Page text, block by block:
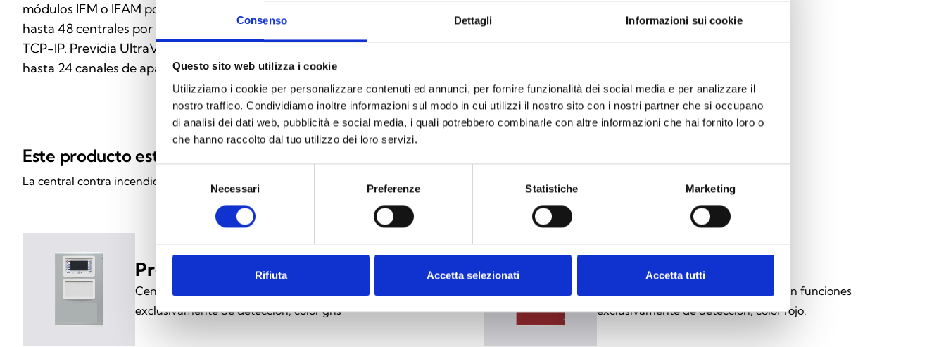
Consenso Dettagli Informazioni sui cookie
Questo sito web utilizza i cookie
Utilizziamo i cookie per personalizzare contenuti ed annunci, per fornire funzionalità dei social media e per analizzare il
nostro traffico. Condividiamo inoltre informazioni sul modo in cui utilizzi il nostro sito con i nostri partner che si occupano
di analisi dei dati web, pubblicità e social media, i quali potrebbero combinarle con altre informazioni che hai fornito loro o
che hanno raccolto dal tuo utilizzo dei loro servizi.
del
Necessari Preferenze Statistiche Marketing
Rifiuta Accetta selezionati Accetta tutti
módulos IFM o IFAM por central y ampliar la red
hasta 48 centrales por clúster y 20 clústeres en
TCP-IP. Previdia UltraVox es capaz de gestionar
hasta 24 canales de apagado.
Este producto está disponible en las siguientes versiones
La central contra incendios Previdia UltraVox está disponible en seis modelos
Previdia-Ultra216
Central de detección de incendios con funciones
exclusivamente de detección, color gris
Previdia-Ultra216R
Central de detección de incendios con funciones
exclusivamente de detección, color rojo.